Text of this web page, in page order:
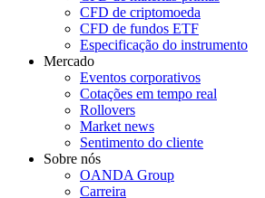
CFD de criptomoeda
CFD de fundos ETF
Especificação do instrumento
Mercado
Eventos corporativos
Cotações em tempo real
Rollovers
Market news
Sentimento do cliente
Sobre nós
OANDA Group
Carreira